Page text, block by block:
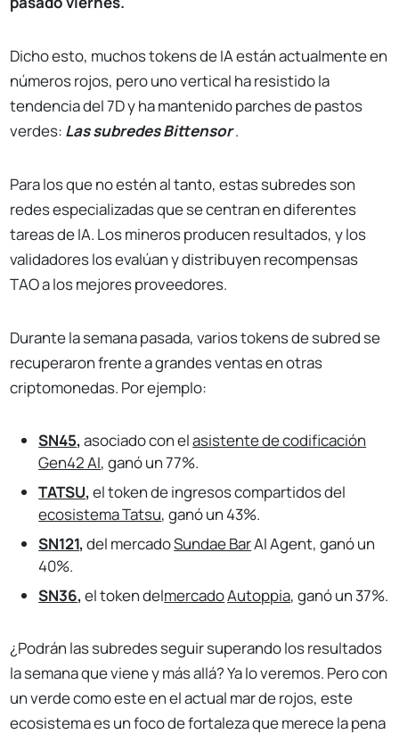
Dicho esto, muchos tokens de IA están actualmente en
números rojos, pero uno vertical ha resistido la
tendencia del 7D y ha mantenido parches de pastos
verdes: Las subredes Bittensor.
Para los que no estén al tanto, estas subredes son
redes especializadas que se centran en diferentes
tareas de IA. Los mineros producen resultados, y los
validadores los evalúan y distribuyen recompensas
TAO a los mejores proveedores.
Durante la semana pasada, varios tokens de subred se
recuperaron frente a grandes ventas en otras
criptomonedas. Por ejemplo:
SN45,asociado con elasistente de codificación
Gen42 AI, ganó un 77%.
TATSU,el token de ingresos compartidos del
ecosistema Tatsu, ganó un 43%.
SN121,del mercadoSundae BarAI Agent, ganó un
40%.
SN36,el token delmercadoAutoppia, ganó un 37%.
¿Podrán las subredes seguir superando los resultados
la semana que viene y más allá? Ya lo veremos. Pero con
un verde como este en el actual mar de rojos, este
ecosistema es un foco de fortaleza que merece la pena